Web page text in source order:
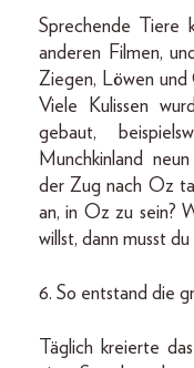
Sprechende Tiere
anderen Filmen,
Ziegen, Löwen und
Viele Kulissen
gebaut,
Munchkinland
der Zug nach Oz
an, in Oz zu sein?
willst, dann musst
6. So entstand die
Täglich kreierte